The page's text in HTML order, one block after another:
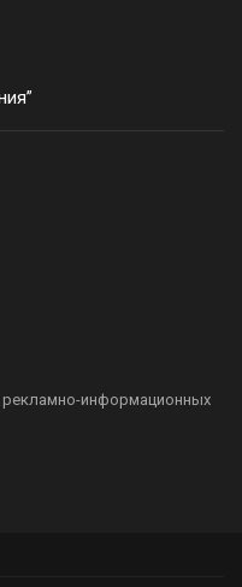
рекламно-информационных